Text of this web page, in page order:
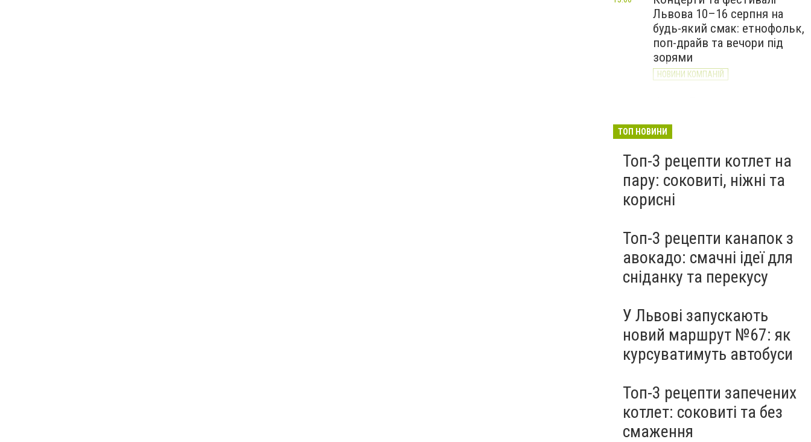
Львова 10–16 серпня на
будь-який смак: етнофольк,
поп-драйв та вечори під
зорями
НОВИНИ КОМПАНІЙ
Львівщини запускають
ТОП НОВИНИ
Топ-3 рецепти котлет на
пару: соковиті, ніжні та
корисні
Топ-3 рецепти канапок з
авокадо: смачні ідеї для
сніданку та перекусу
У Львові запускають
новий маршрут №67: як
курсуватимуть автобуси
Топ-3 рецепти запечених
котлет: соковиті та без
смаження